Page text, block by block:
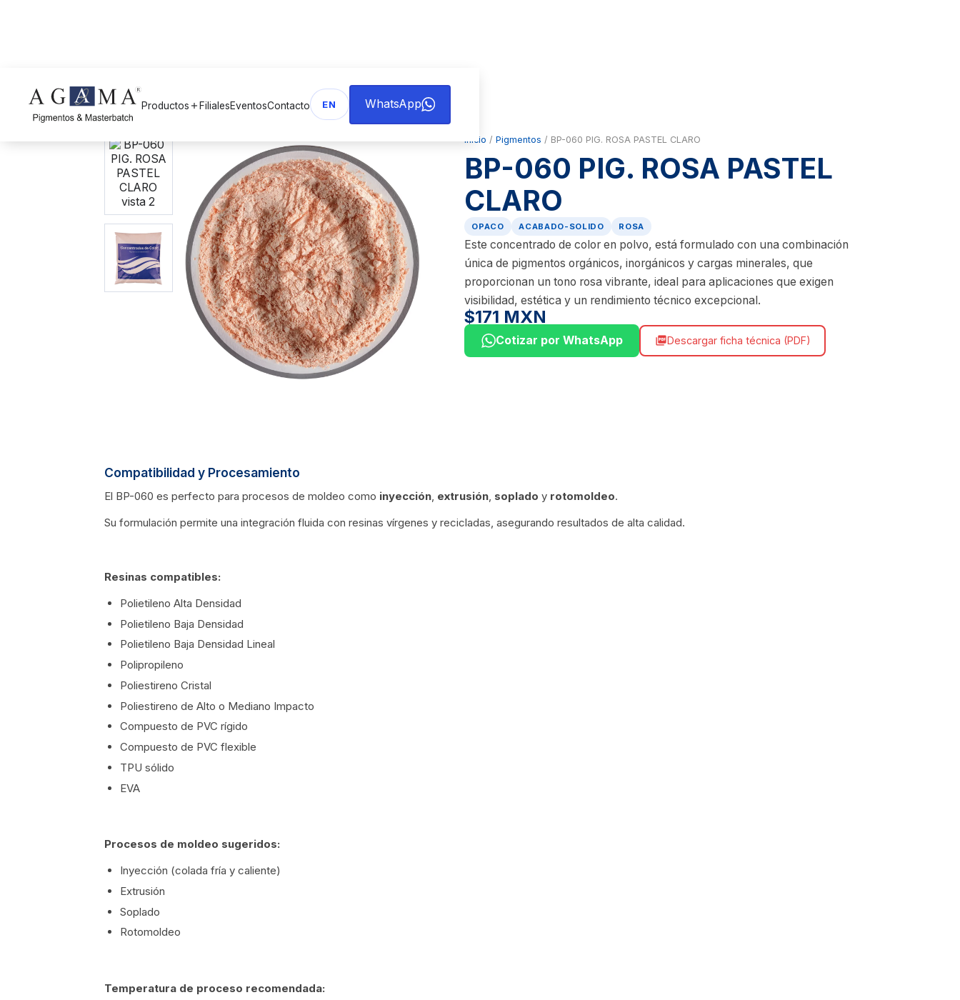
Productos add FilialesEventosContacto EN WhatsApp
arrow_back Volver a Pigmentos
Inicio / Pigmentos / BP-060 PIG. ROSA PASTEL CLARO
BP-060 PIG. ROSA PASTEL
CLARO
OPACO ACABADO-SOLIDO ROSA
Este concentrado de color en polvo, está formulado con una combinación
única de pigmentos orgánicos, inorgánicos y cargas minerales, que
proporcionan un tono rosa vibrante, ideal para aplicaciones que exigen
visibilidad, estética y un rendimiento técnico excepcional.
$171 MXN
Cotizar por WhatsApp picture_as_pdfDescargar ficha técnica (PDF)
Compatibilidad y Procesamiento
El BP-060 es perfecto para procesos de moldeo como inyección, extrusión, soplado y rotomoldeo.
Su formulación permite una integración fluida con resinas vírgenes y recicladas, asegurando resultados de alta calidad.
Resinas compatibles:
Polietileno Alta Densidad
Polietileno Baja Densidad
Polietileno Baja Densidad Lineal
Polipropileno
Poliestireno Cristal
Poliestireno de Alto o Mediano Impacto
Compuesto de PVC rígido
Compuesto de PVC flexible
TPU sólido
EVA
Procesos de moldeo sugeridos:
Inyección (colada fría y caliente)
Extrusión
Soplado
Rotomoldeo
Temperatura de proceso recomendada: